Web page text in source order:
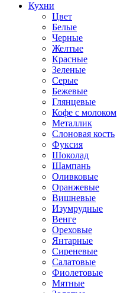
Кухни
Цвет
Белые
Черные
Желтые
Красные
Зеленые
Серые
Бежевые
Глянцевые
Кофе с молоком
Металлик
Слоновая кость
Фуксия
Шоколад
Шампань
Оливковые
Оранжевые
Вишневые
Изумрудные
Венге
Ореховые
Янтарные
Сиреневые
Салатовые
Фиолетовые
Мятные